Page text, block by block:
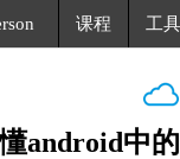
课程 工具
android中